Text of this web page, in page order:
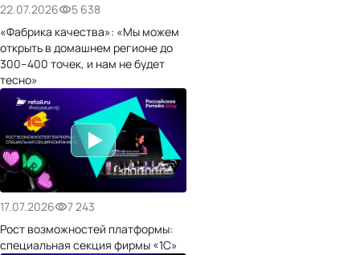
22.07.2026
5 638
«Фабрика качества»: «Мы можем
открыть в домашнем регионе до
300–400 точек, и нам не будет
тесно»
17.07.2026
7 243
Рост возможностей платформы:
специальная секция фирмы «1С»